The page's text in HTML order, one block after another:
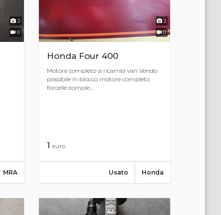
2
0
MRA
2
0
Honda Four 400
Motore completo ,e ricambi vari Vendo
possibile in blocco motore completo
forcelle comple...
1euro
Honda
Usato